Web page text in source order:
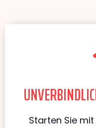
Starten Sie